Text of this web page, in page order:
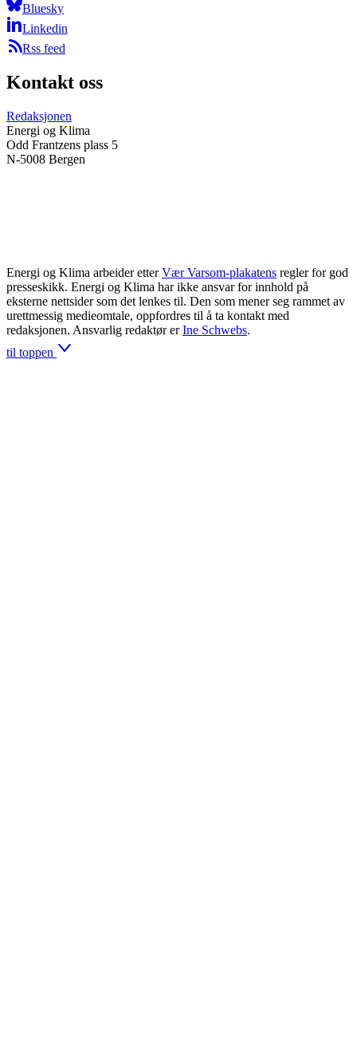
Bluesky
Linkedin
Rss feed
Kontakt oss
Redaksjonen
Energi og Klima
Odd Frantzens plass 5
N-5008 Bergen
Energi og Klima arbeider etter Vær Varsom-plakatens regler for god
presseskikk. Energi og Klima har ikke ansvar for innhold på
eksterne nettsider som det lenkes til. Den som mener seg rammet av
urettmessig medieomtale, oppfordres til å ta kontakt med
redaksjonen. Ansvarlig redaktør er Ine Schwebs.
til toppen